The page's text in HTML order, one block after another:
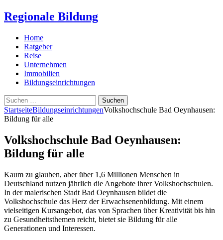
Regionale Bildung
Home
Ratgeber
Reise
Unternehmen
Immobilien
Bildungseinrichtungen
Suchen
nach:
StartseiteBildungseinrichtungenVolkshochschule Bad Oeynhausen:
Bildung für alle
Volkshochschule Bad Oeynhausen:
Bildung für alle
Kaum zu glauben, aber über 1,6 Millionen Menschen in
Deutschland nutzen jährlich die Angebote ihrer Volkshochschulen.
In der malerischen Stadt Bad Oeynhausen bildet die
Volkshochschule das Herz der Erwachsenenbildung. Mit einem
vielseitigen Kursangebot, das von Sprachen über Kreativität bis hin
zu Gesundheitsthemen reicht, bietet sie Bildung für alle
Generationen und Interessen.